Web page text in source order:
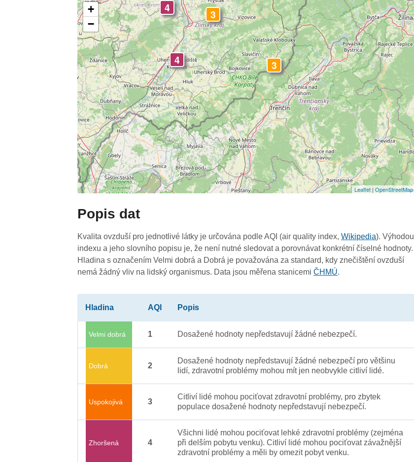
3
4
4
3
+
−
Leaflet| OpenStreetMap
Popis dat
Kvalita ovzduší pro jednotlivé látky je určována podle AQI (air quality index,Wikipedia). Výhodou
indexu a jeho slovního popisu je, že není nutné sledovat a porovnávat konkrétní číselné hodnoty.
Hladina s označením Velmi dobrá a Dobrá je považována za standard, kdy znečištění ovzduší
nemá žádný vliv na lidský organismus. Data jsou měřena stanicemiČHMÚ.
Hladina AQI Popis
Velmi dobrá 1 Dosažené hodnoty nepředstavují žádné nebezpečí.
Dobrá 2
Dosažené hodnoty nepředstavují žádné nebezpečí pro většinu
lidí, zdravotní problémy mohou mít jen neobvykle citliví lidé.
Uspokojivá 3
Citliví lidé mohou pociťovat zdravotní problémy, pro zbytek
populace dosažené hodnoty nepředstavují nebezpečí.
Zhoršená 4
Všichni lidé mohou pociťovat lehké zdravotní problémy (zejména
při delším pobytu venku). Citliví lidé mohou pociťovat závažnější
zdravotní problémy a měli by omezit pobyt venku.